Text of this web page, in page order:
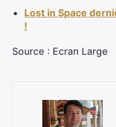
Lost in Space
!
Source : Ecran Large
: